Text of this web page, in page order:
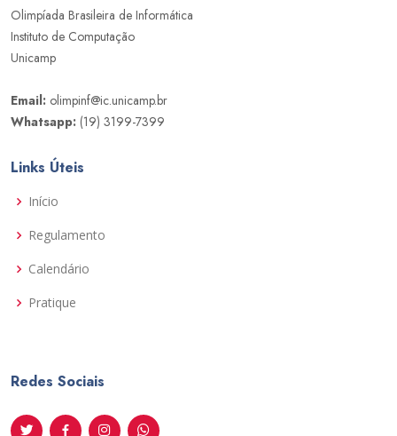
Olimpíada Brasileira de Informática
Instituto de Computação
Unicamp
Email: olimpinf@ic.unicamp.br
Whatsapp: (19) 3199-7399
Links Úteis
Início
Regulamento
Calendário
Pratique
Redes Sociais